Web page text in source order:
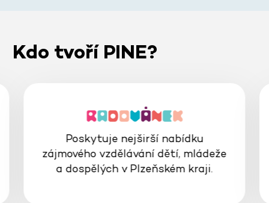
Kdo tvoří PINE?
Poskytuje nejširší nabídku
zájmového vzdělávání dětí, mládeže
a dospělých v Plzeňském kraji.